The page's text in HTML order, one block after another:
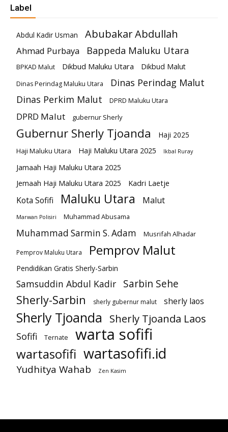
Label
Abdul Kadir Usman Abubakar Abdullah
Ahmad Purbaya Bappeda Maluku Utara
BPKAD Malut Dikbud Maluku Utara Dikbud Malut
Dinas Perindag Maluku Utara
Dinas Perindag Malut
Dinas Perkim Malut
DPRD Maluku Utara
DPRD Malut gubernur Sherly
Gubernur Sherly Tjoanda Haji 2025
Haji Maluku Utara Haji Maluku Utara 2025 Ikbal Ruray
Jamaah Haji Maluku Utara 2025
Jemaah Haji Maluku Utara 2025
Kadri Laetje
Kota Sofifi Maluku Utara Malut
Marwan Polisiri Muhammad Abusama
Muhammad Sarmin S. Adam Musrifah Alhadar
Pemprov Maluku Utara Pemprov Malut
Pendidikan Gratis Sherly-Sarbin
Samsuddin Abdul Kadir Sarbin Sehe
Sherly-Sarbin sherly gubernur malut sherly laos
Sherly Tjoanda Sherly Tjoanda Laos
Sofifi Ternate warta sofifi
wartasofifi wartasofifi.id
Yudhitya Wahab Zen Kasim